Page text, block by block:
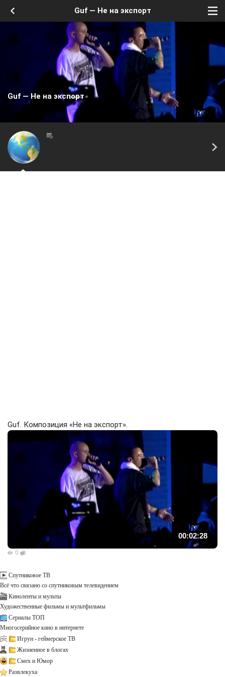
Guf — Не на экспорт
Guf — Не на экспорт
Guf. Композиция «Не на экспорт».
00:02:28
0
Спутниковое ТВ
Всё что связано со спутниковым телевидением
Киноленты и мульты
Художественные фильмы и мультфильмы
Сериалы ТОП
Многосерийное кино в интернете
Игрун - геймерское ТВ
Жизненное в блогах
Смех и Юмор
Развлекуха